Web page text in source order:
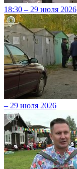
18:30 – 29 июля 2026
– 29 июля 2026